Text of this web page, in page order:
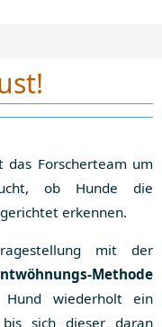
Forscherteam um
ob Hunde die
erkennen.
mit der
Methode
wiederholt ein
sich dieser daran